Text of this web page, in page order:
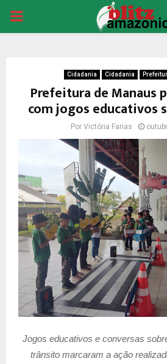
PRIMARY
Cidadania Cidadania
Prefeitura de Manaus
com jogos educativos
Por Victória Farias
Jogos educativos e conversas
trânsito marcaram a ação